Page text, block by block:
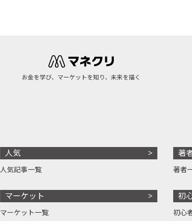
お金を学び、マーケットを知り、未来を描く
人気
人気記事一覧
マーケット
マーケット一覧
著
著者
初
初心